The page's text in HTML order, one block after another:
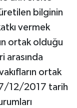
bilginin
vermek
ortak olduğu
arasında
ortak
12/2017 tarih